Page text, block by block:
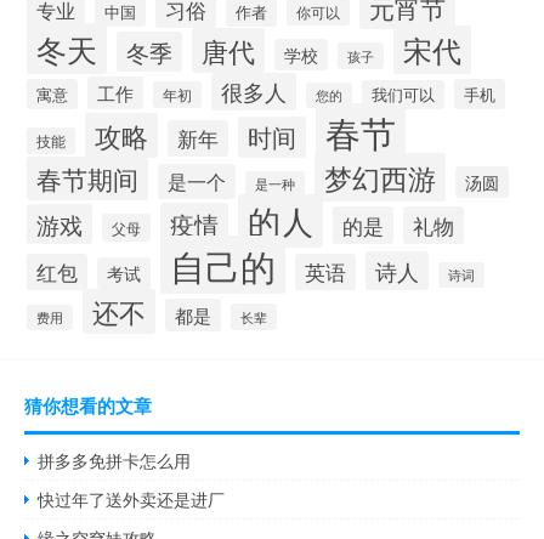
专业 中国 习俗 作者 你可以
冬天 冬季 唐代 学校 孩子 宋代
寓意 工作 年初 很多人 您的 我们可以 手机
技能 攻略 新年 时间 春节
春节期间 是一个 是一种 梦幻西游 汤圆
游戏 父母 疫情 的人 的是 礼物
红包 考试 自己的 英语 诗人 诗词
费用 还不 都是 长辈
猜你想看的文章
拼多多免拼卡怎么用
快过年了送外卖还是进厂